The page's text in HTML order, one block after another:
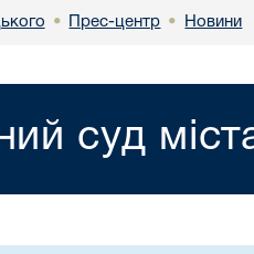
• Прес-центр • Новини
суд